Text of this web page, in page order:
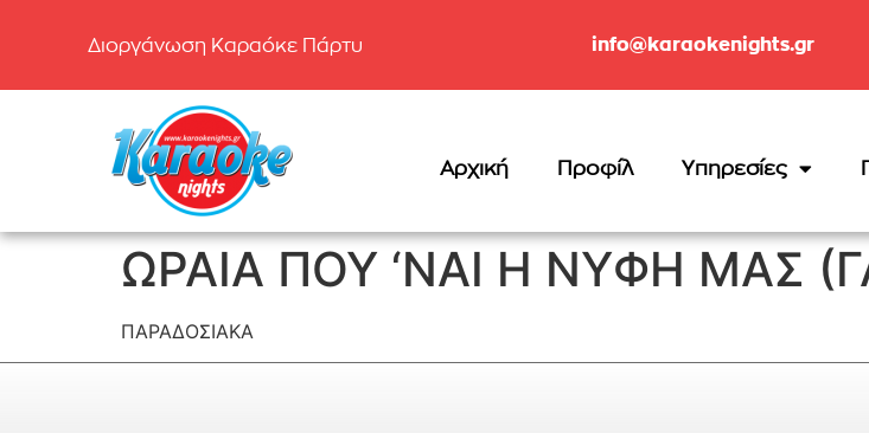
Διοργάνωση Καραόκε Πάρτυ info@karaokenights.gr
Αρχική Προφίλ Υπηρεσίες
ΩΡΑΙΑ ΠΟΥ ‘ΝΑΙ Η ΝΥΦΗ ΜΑΣ
ΠΑΡΑΔΟΣΙΑΚΑ